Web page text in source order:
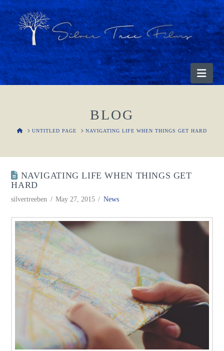
BLOG
HOMEUNTITLED PAGE NAVIGATING LIFE WHEN THINGS GET HARD
NAVIGATING LIFE WHEN THINGS GET
HARD
silvertreeben May 27, 2015 News